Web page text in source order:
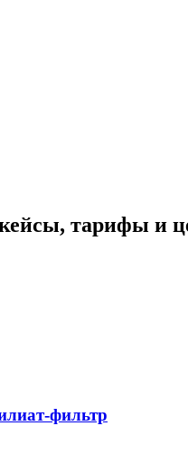
кейсы, тарифы и
фильтр